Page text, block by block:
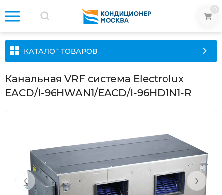
КАТАЛОГ ТОВАРОВ
Канальная VRF система Electrolux
EACD/I-96HWAN1/EACD/I-96HD1N1-R
‹ ›